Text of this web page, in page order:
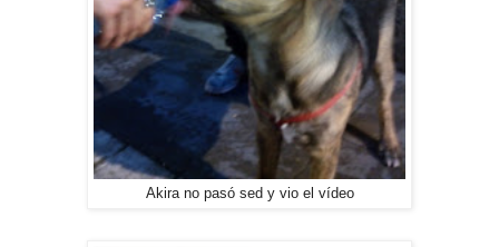
Akira no pasó sed y vio el vídeo